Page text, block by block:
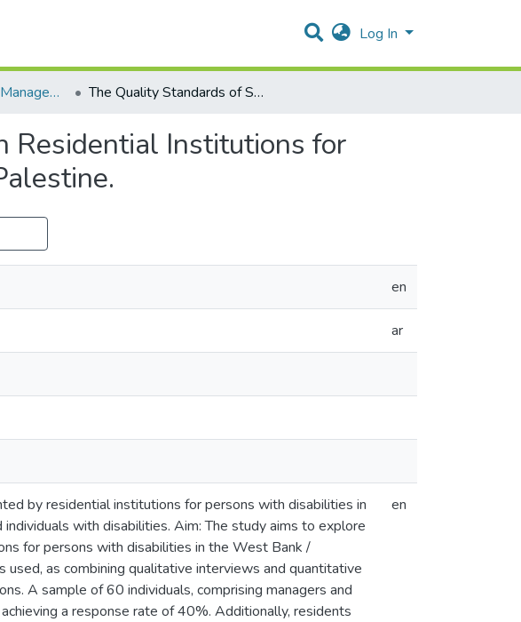
Log In
Policies & Health Management السياسات والإدارة الصحية The Quality Standards of Services Provided in Residential Institutions for Persons with Disabilities in the West Bank / Palestine.
Residential Institutions for
en
ar
by residential institutions for persons with disabilities in
with disabilities. Aim: The study aims to explore
for persons with disabilities in the West Bank /
as combining qualitative interviews and quantitative
A sample of 60 individuals, comprising managers and
a response rate of 40%. Additionally, residents
en